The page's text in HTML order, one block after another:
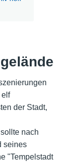
der Stadt,
nach
seines
"Tempelstadt